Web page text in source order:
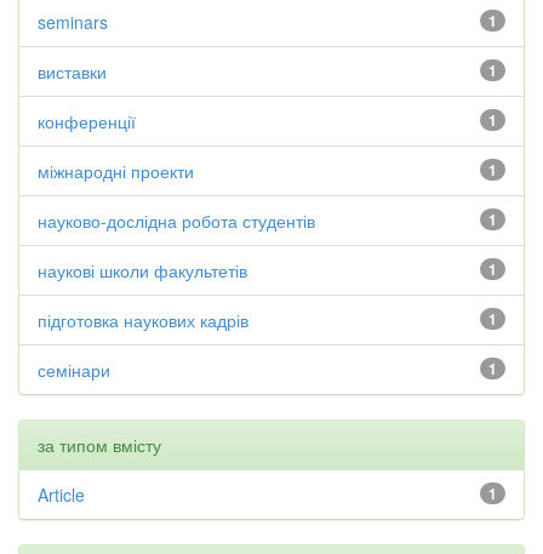
1
seminars
1
виставки
1
конференції
1
міжнародні проекти
1
науково-дослідна робота студентів
1
наукові школи факультетів
1
підготовка наукових кадрів
1
семінари
за типом вмісту
1
Article